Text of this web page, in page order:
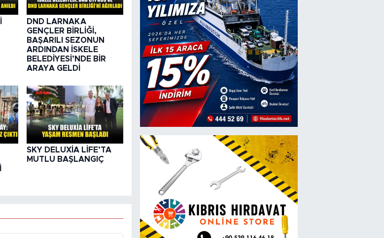
DND LARNAKA
GENÇLER BİRLİĞİ,
BAŞARILI SEZONUN
ARDINDAN İSKELE
BELEDİYESİ’NDE BİR
ARAYA GELDİ
SKY DELUXİA LİFE’TA
MUTLU BAŞLANGIÇ